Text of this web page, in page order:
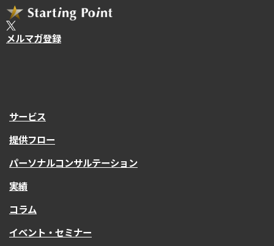
メルマガ登録
サービス
提供フロー
パーソナルコンサルテーション
実績
コラム
イベント・セミナー